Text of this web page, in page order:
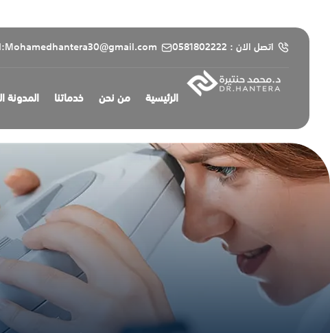
اتصل الان : 0581802222
الرئيسية من نحن خدماتنا المدونة